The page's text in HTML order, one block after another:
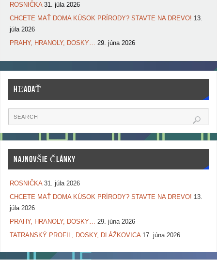
ROSNIČKA 31. júla 2026
CHCETE MAŤ DOMA KÚSOK PRÍRODY? STAVTE NA DREVO! 13.
júla 2026
PRAHY, HRANOLY, DOSKY… 29. júna 2026
HĽADAŤ
NAJNOVŠIE ČLÁNKY
ROSNIČKA 31. júla 2026
CHCETE MAŤ DOMA KÚSOK PRÍRODY? STAVTE NA DREVO! 13.
júla 2026
PRAHY, HRANOLY, DOSKY… 29. júna 2026
TATRANSKÝ PROFIL, DOSKY, DLÁŽKOVICA 17. júna 2026